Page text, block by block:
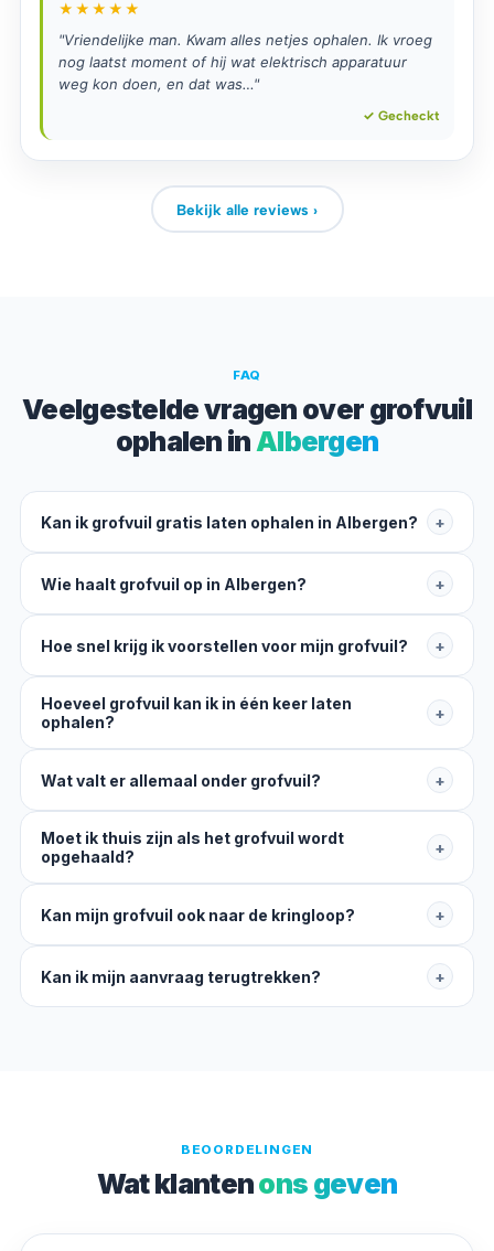
★★★★★
"Vriendelijke man. Kwam alles netjes ophalen. Ik vroeg
nog laatst moment of hij wat elektrisch apparatuur
weg kon doen, en dat was…"
✓ Gecheckt
Bekijk alle reviews ›
FAQ
Veelgestelde vragen over grofvuil
ophalen inAlbergen
Kan ik grofvuil gratis laten ophalen in Albergen? +
Wie haalt grofvuil op in Albergen? +
Hoe snel krijg ik voorstellen voor mijn grofvuil? +
Hoeveel grofvuil kan ik in één keer laten
ophalen?
+
Wat valt er allemaal onder grofvuil? +
Moet ik thuis zijn als het grofvuil wordt
opgehaald?
+
Kan mijn grofvuil ook naar de kringloop? +
Kan ik mijn aanvraag terugtrekken? +
BEOORDELINGEN
Wat klantenons geven